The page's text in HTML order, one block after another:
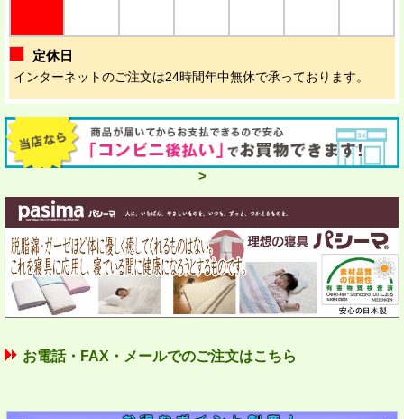
定休日
インターネットのご注文は24時間年中無休で承っております。
>
お電話・FAX・メールでのご注文はこちら